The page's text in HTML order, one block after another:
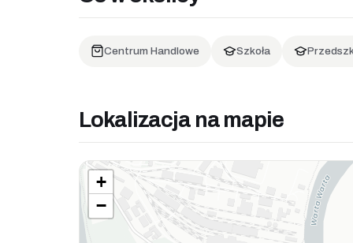
Centrum Handlowe Szkoła
Lokalizacja na mapie
+
−